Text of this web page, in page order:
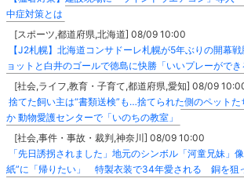
中症対策とは
[スポーツ,都道府県,北海道] 08/09 10:00
【J2札幌】北海道コンサドーレ札幌が5年ぶりの開幕
ョットと白井のゴールで徳島に快勝「いいプレーができ
[社会,ライフ,教育・子育て,都道府県,愛知] 08/09
捨てた飼い主は“書類送検”も…捨てられた側のペット
か 動物愛護センターで「いのちの教室」
[社会,事件・事故・裁判,神奈川] 08/09 10:00
「先日誘拐されました」地元のシンボル「河童兄妹」
紙”に「帰りたい」 特製衣装で34年愛される 銅を狙